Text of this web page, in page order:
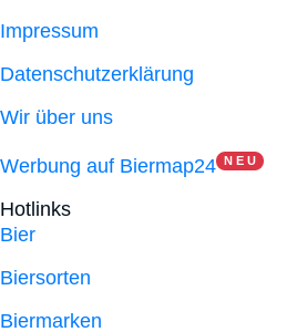
Impressum
Datenschutzerklärung
Wir über uns
Werbung auf Biermap24 N E U
Hotlinks
Bier
Biersorten
Biermarken